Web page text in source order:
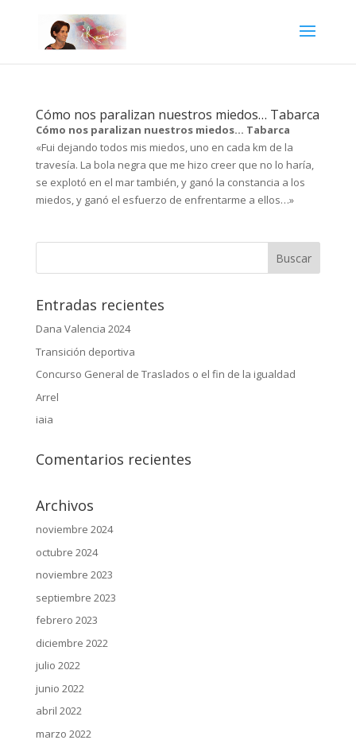
Cómo nos paralizan nuestros miedos… Tabarca
Cómo nos paralizan nuestros miedos… Tabarca
«Fui dejando todos mis miedos, uno en cada km de la
travesía. La bola negra que me hizo creer que no lo haría,
se explotó en el mar también, y ganó la constancia a los
miedos, y ganó el esfuerzo de enfrentarme a ellos…»
Entradas recientes
Dana Valencia 2024
Transición deportiva
Concurso General de Traslados o el fin de la igualdad
Arrel
iaia
Comentarios recientes
Archivos
noviembre 2024
octubre 2024
noviembre 2023
septiembre 2023
febrero 2023
diciembre 2022
julio 2022
junio 2022
abril 2022
marzo 2022